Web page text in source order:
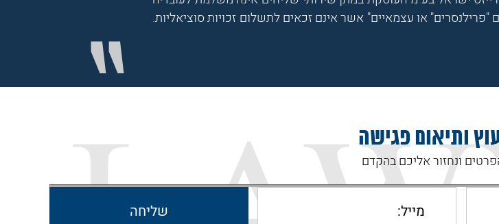
או עצמאיים" אשר אינם זכאים לתשלום זכויות סוציאליות.
ותיאום פגישה
ונחזור אליכם בהקדם